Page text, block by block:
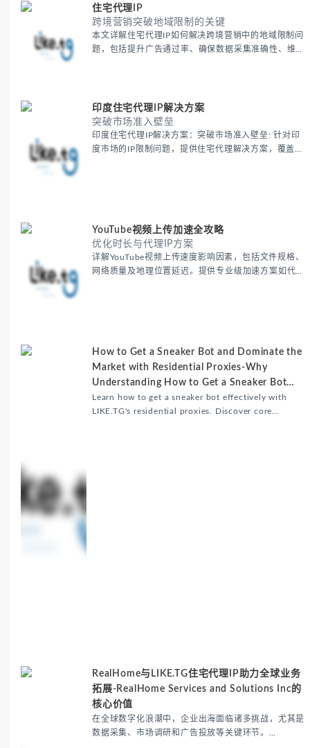
住宅代理IP
跨境营销突破地域限制的关键
本文详解住宅代理IP如何解决跨境营销中的地域限制问
题，包括提升广告通过率、确保数据采集准确性、维护
印度住宅代理IP解决方案
突破市场准入壁垒
印度住宅代理IP解决方案：突破市场准入壁垒: 针对印
度市场的IP限制问题，提供住宅代理解决方案，覆盖主
YouTube视频上传加速全攻略
优化时长与代理IP方案
详解YouTube视频上传速度影响因素，包括文件规格、
网络质量及地理位置延迟。提供专业级加速方案如代理
How to Get a Sneaker Bot and Dominate the
Market with Residential Proxies-Why
Understanding How to Get a Sneaker Bot
Matters
Learn how to get a sneaker bot effectively with
LIKE.TG's residential proxies. Discover core
RealHome与LIKE.TG住宅代理IP助力全球业务
拓展-RealHome Services and Solutions Inc的
核心价值
在全球数字化浪潮中，企业出海面临诸多挑战，尤其是
数据采集、市场调研和广告投放等关键环节。